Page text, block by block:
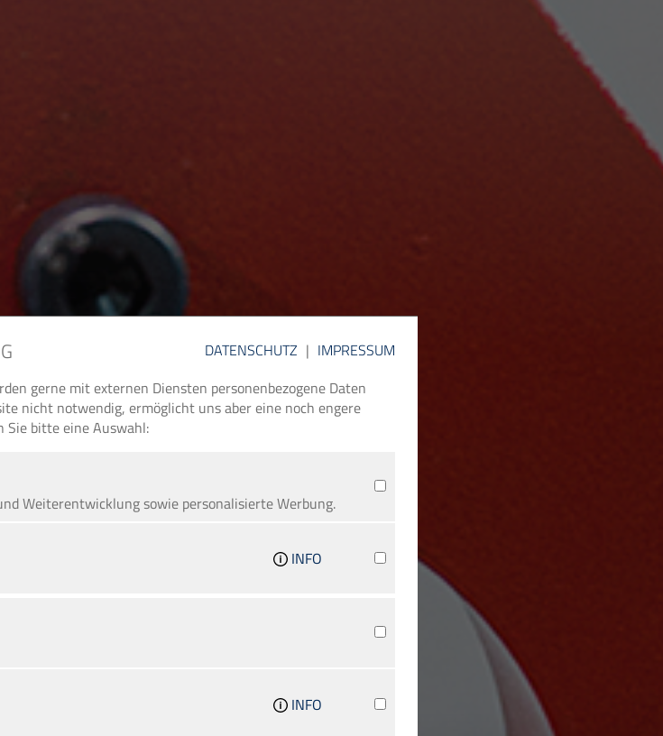
DATENSCHUTZ | IMPRESSUM
gerne mit externen Diensten personenbezogene Daten
nicht notwendig, ermöglicht uns aber eine noch engere
bitte eine Auswahl:
Weiterentwicklung sowie personalisierte Werbung.
INFO
INFO